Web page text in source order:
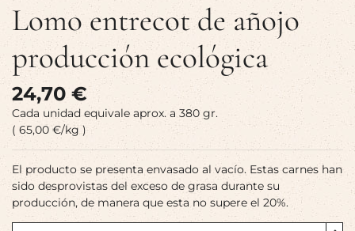
Lomo entrecot de añojo
producción ecológica
24,70 €
Cada unidad equivale aprox. a 380 gr.
( 65,00 €/kg )
El producto se presenta envasado al vacío. Estas carnes han
sido desprovistas del exceso de grasa durante su
producción, de manera que esta no supere el 20%.